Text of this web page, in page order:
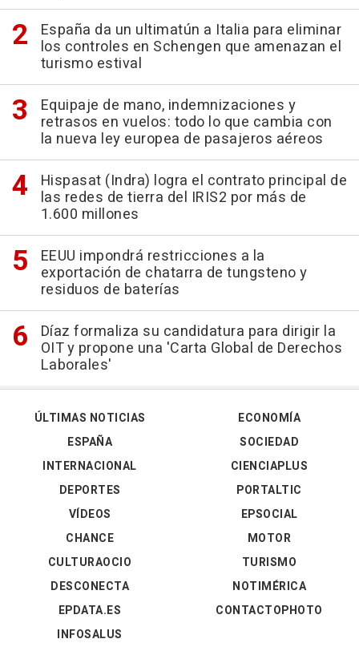
España da un ultimatún a Italia para eliminar
los controles en Schengen que amenazan el
turismo estival
Equipaje de mano, indemnizaciones y
retrasos en vuelos: todo lo que cambia con
la nueva ley europea de pasajeros aéreos
Hispasat (Indra) logra el contrato principal de
las redes de tierra del IRIS2 por más de
1.600 millones
EEUU impondrá restricciones a la
exportación de chatarra de tungsteno y
residuos de baterías
Díaz formaliza su candidatura para dirigir la
OIT y propone una 'Carta Global de Derechos
Laborales'
ÚLTIMAS NOTICIAS
ESPAÑA
INTERNACIONAL
DEPORTES
VÍDEOS
ECONOMÍA
SOCIEDAD
CIENCIAPLUS
PORTALTIC
EPSOCIAL
CHANCE
CULTURAOCIO
DESCONECTA
EPDATA.ES
INFOSALUS
MOTOR
TURISMO
NOTIMÉRICA
CONTACTOPHOTO